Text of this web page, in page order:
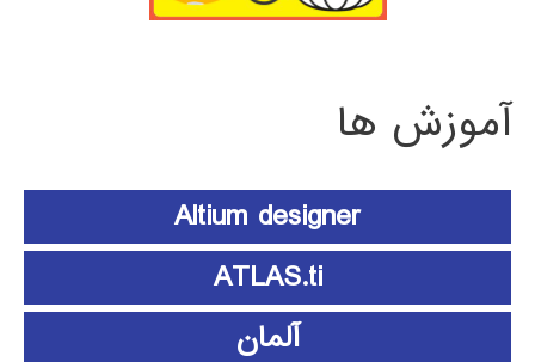
آموزش ها
Altium designer
ATLAS.ti
آلمان